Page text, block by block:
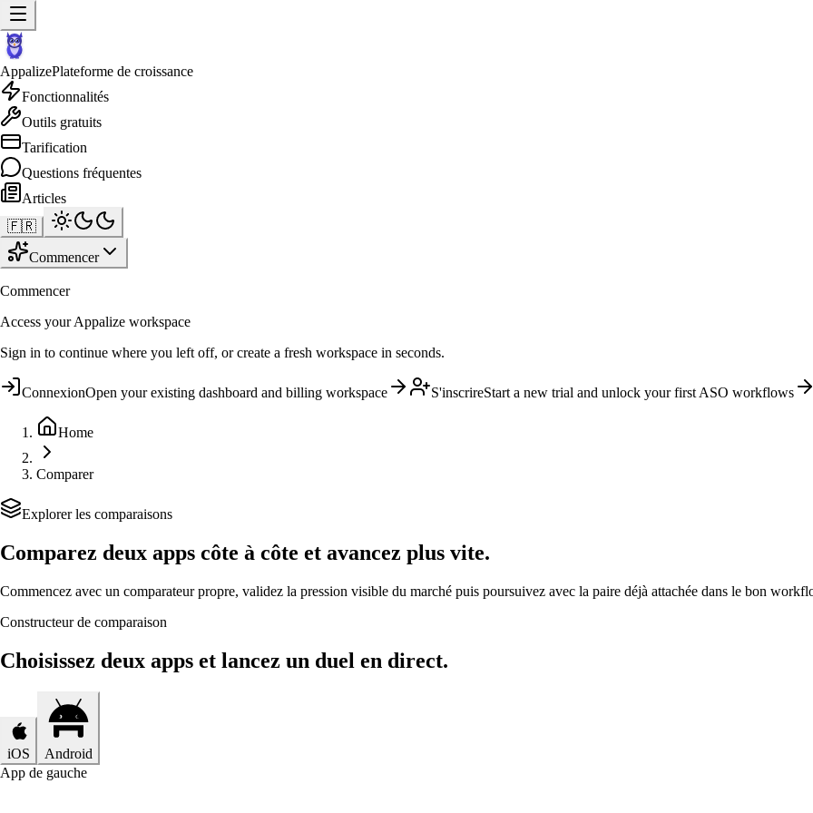
AppalizePlateforme de croissance
Fonctionnalités
Outils gratuits
Tarification
Questions fréquentes
Articles
🇫🇷
Commencer
Commencer
Access your Appalize workspace
Sign in to continue where you left off, or create a fresh workspace in seconds.
ConnexionOpen your existing dashboard and billing workspace S'inscrireStart a new trial and unlock your first ASO workflows
Home
Comparer
Explorer les comparaisons
Comparez deux apps côte à côte et avancez plus vite.
Commencez avec un comparateur propre, validez la pression visible du marché puis poursuivez avec la paire déjà attachée dans le bon
Constructeur de comparaison
Choisissez deux apps et lancez un duel en direct.
iOS
Android
App de gauche